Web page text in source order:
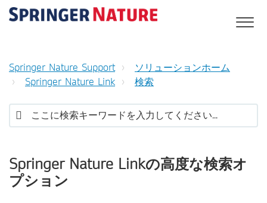
Springer Nature Support
ソリューションホーム
Springer Nature Link
検索
Springer Nature Linkの高度な検索オ
プション